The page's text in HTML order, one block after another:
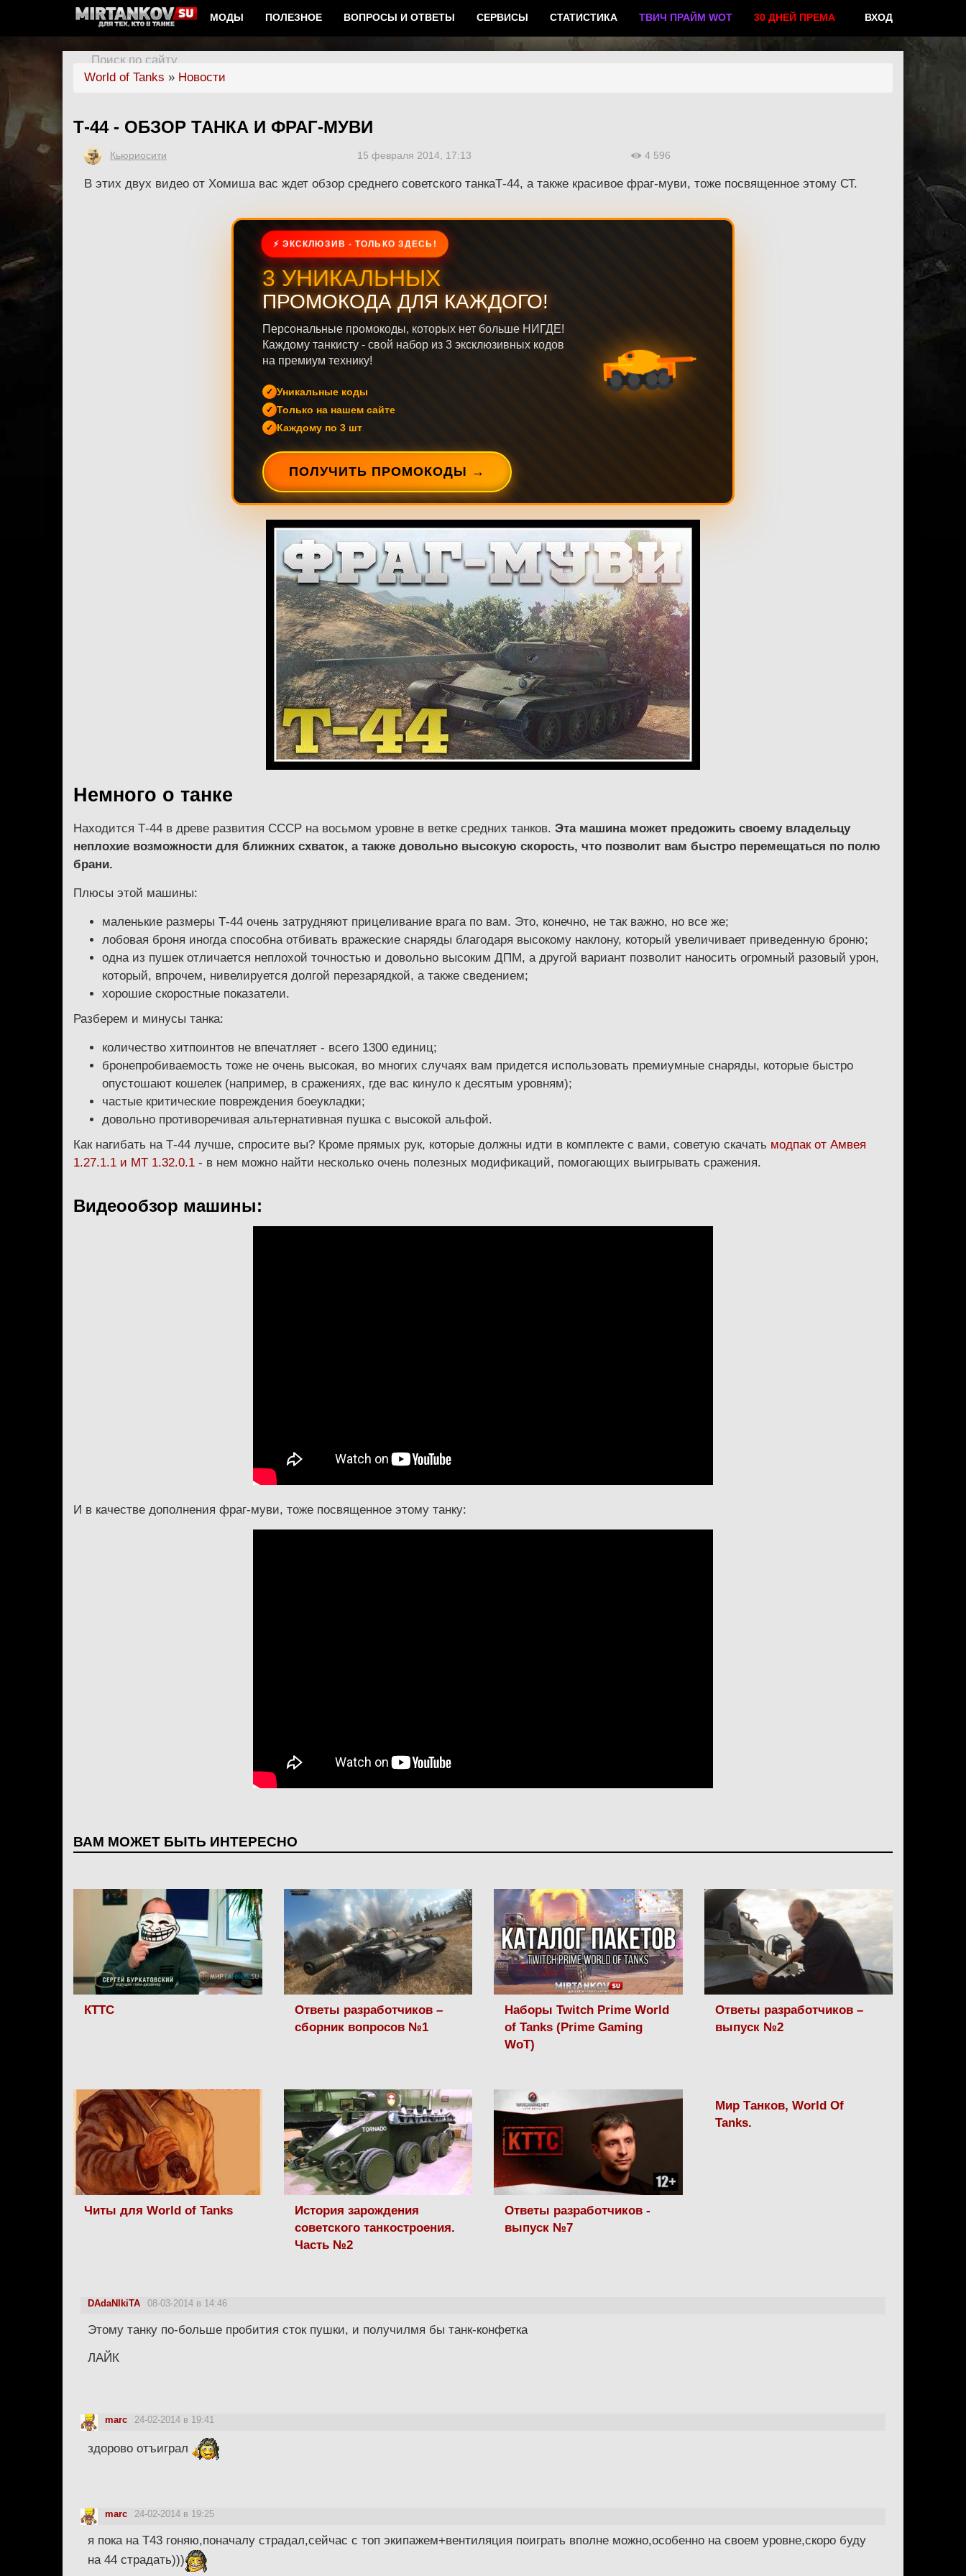
МОДЫ ПОЛЕЗНОЕ ВОПРОСЫ И ОТВЕТЫ СЕРВИСЫ СТАТИСТИКА ТВИЧ ПРАЙМ WOT 30 ДНЕЙ ПРЕМА ВХОД
Поиск по сайту
World of Tanks » Новости
Т-44 - ОБЗОР ТАНКА И ФРАГ-МУВИ
Кьюриосити 15 февраля 2014, 17:13 4 596
В этих двух видео от Хомиша вас ждет обзор среднего советского танкаТ-44, а также красивое фраг-муви, тоже посвященное этому СТ.
⚡ ЭКСКЛЮЗИВ - ТОЛЬКО ЗДЕСЬ!
3 УНИКАЛЬНЫХ
ПРОМОКОДА ДЛЯ КАЖДОГО!
Персональные промокоды, которых нет больше НИГДЕ!
Каждому танкисту - свой набор из 3 эксклюзивных кодов
на премиум технику!
Уникальные коды
Только на нашем сайте
Каждому по 3 шт
ПОЛУЧИТЬ ПРОМОКОДЫ →
Немного о танке
Находится Т-44 в древе развития СССР на восьмом уровне в ветке средних танков. Эта машина может предожить своему владельцу
неплохие возможности для ближних схваток, а также довольно высокую скорость, что позволит вам быстро перемещаться по полю
брани.
Плюсы этой машины:
маленькие размеры Т-44 очень затрудняют прицеливание врага по вам. Это, конечно, не так важно, но все же;
лобовая броня иногда способна отбивать вражеские снаряды благодаря высокому наклону, который увеличивает приведенную броню;
одна из пушек отличается неплохой точностью и довольно высоким ДПМ, а другой вариант позволит наносить огромный разовый урон,
который, впрочем, нивелируется долгой перезарядкой, а также сведением;
хорошие скоростные показатели.
Разберем и минусы танка:
количество хитпоинтов не впечатляет - всего 1300 единиц;
бронепробиваемость тоже не очень высокая, во многих случаях вам придется использовать премиумные снаряды, которые быстро
опустошают кошелек (например, в сражениях, где вас кинуло к десятым уровням);
частые критические повреждения боеукладки;
довольно противоречивая альтернативная пушка с высокой альфой.
Как нагибать на Т-44 лучше, спросите вы? Кроме прямых рук, которые должны идти в комплекте с вами, советую скачать модпак от Амвея
1.27.1.1 и МТ 1.32.0.1 - в нем можно найти несколько очень полезных модификаций, помогающих выигрывать сражения.
Видеообзор машины:
И в качестве дополнения фраг-муви, тоже посвященное этому танку:
ВАМ МОЖЕТ БЫТЬ ИНТЕРЕСНО
КТТС
Ответы разработчиков –
сборник вопросов №1
Наборы Twitch Prime World
of Tanks (Prime Gaming
WoT)
Ответы разработчиков –
выпуск №2
Читы для World of Tanks
История зарождения
советского танкостроения.
Часть №2
Ответы разработчиков -
выпуск №7
Мир Танков, World Of
Tanks.
DAdaNIkiTA 08-03-2014 в 14:46
Этому танку по-больше пробития сток пушки, и получилмя бы танк-конфетка
ЛАЙК
marc 24-02-2014 в 19:41
здорово отъиграл
marc 24-02-2014 в 19:25
я пока на Т43 гоняю,поначалу страдал,сейчас с топ экипажем+вентиляция поиграть вполне можно,особенно на своем уровне,скоро буду
на 44 страдать)))